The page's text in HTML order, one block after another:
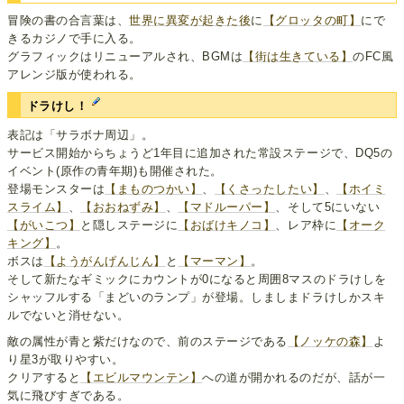
冒険の書の合言葉は、世界に異変が起きた後に 【グロッタの町】 にで
きるカジノで手に入る。
グラフィックはリニューアルされ、BGMは 【街は生きている】のFC風
アレンジ版が使われる。
ドラけし！
表記は「サラボナ周辺」。
サービス開始からちょうど1年目に追加された常設ステージで、DQ5の
イベント(原作の青年期)も開催された。
登場モンスターは 【まものつかい】 、 【くさったしたい】 、
【ホイミ
スライム】 、 【おおねずみ】 、 【マドルーパー】 、そして5にいない
【がいこつ】
と隠しステージに 【おばけキノコ】 、レア枠に 【オーク
キング】 。
ボスは
【ようがんげんじん】 と 【マーマン】 。
そして新たなギミックにカウントが0になると周囲8マスのドラけしを
シャッフルする「まどいのランプ」が登場。しましまドラけしかスキ
ルでないと消せない。
敵の属性が青と紫だけなので、前のステージである
【ノッケの森】 よ
り星3が取りやすい。
クリアすると
【エビルマウンテン】への道が開かれるのだが、話が一
気に飛びすぎである。